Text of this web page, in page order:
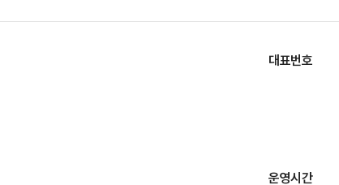
대표번호
운영시간